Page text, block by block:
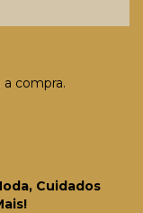
compra.
Cuidados